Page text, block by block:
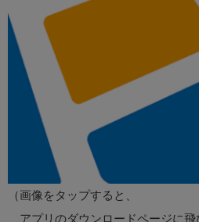
（画像をタップすると、
アプリのダウンロードページに飛